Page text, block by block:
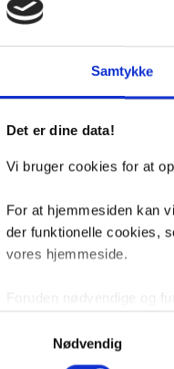
Samtykke
Det er dine data!
Vi bruger cookies for at
For at hjemmesiden kan
der funktionelle cookies,
vores hjemmeside.
med henblik på
Nødvendig
og
vandhane
&
og